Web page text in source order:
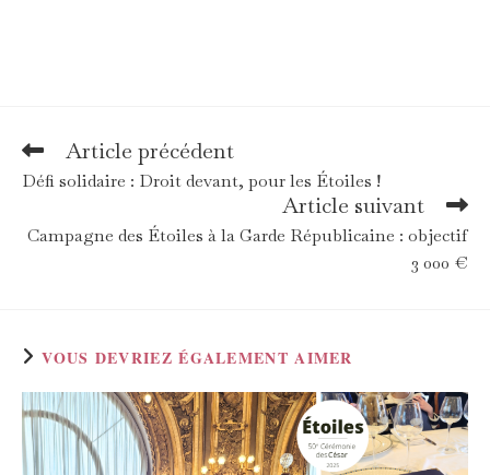
Read
more
articles
Article précédent
Défi solidaire : Droit devant, pour les Étoiles !
Article suivant
Campagne des Étoiles à la Garde Républicaine : objectif
3 000 €
VOUS DEVRIEZ ÉGALEMENT AIMER